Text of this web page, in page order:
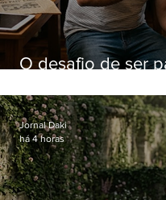
O desafio de ser
Jornal Daki
há 4 horas